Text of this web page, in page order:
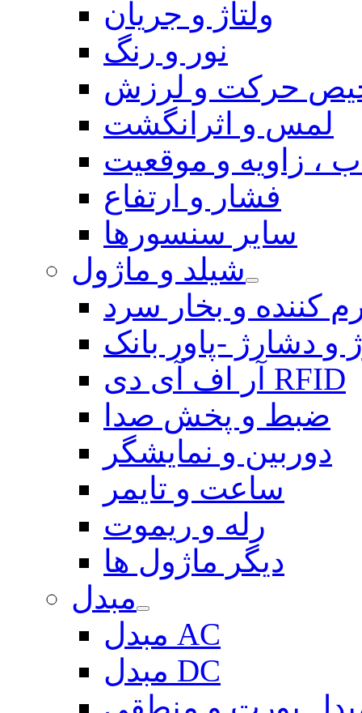
ولتاژ و جریان
نور و رنگ
حرکت و لرزش
لمس و اثرانگشت
، زاویه و موقعیت
فشار و ارتفاع
سایر سنسورها
شیلد و ماژول
کننده و بخار سرد
و دشارژ -پاور بانک
آر اف آی دی RFID
ضبط و پخش صدا
دوربین و نمایشگر
ساعت و تایمر
رله و ریموت
دیگر ماژول ها
مبدل
مبدل AC
مبدل DC